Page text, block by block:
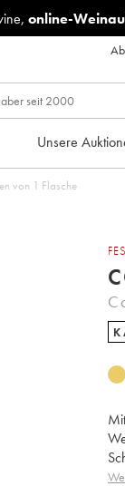
online-
Unsere
- Posten von 1 Flasche